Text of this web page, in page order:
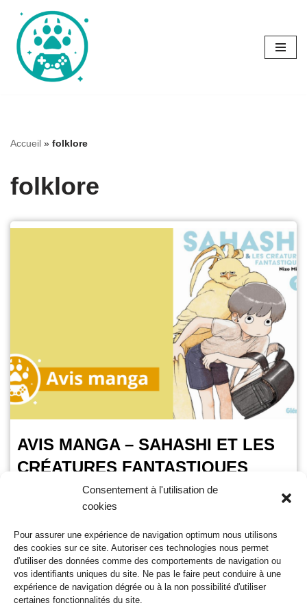
Consentement à l'utilisation de
cookies
Pour assurer une expérience de navigation optimum nous utilisons
des cookies sur ce site. Autoriser ces technologies nous permet
d'utiliser des données comme des comportements de navigation ou
vos identifiants uniques du site. Ne pas le faire peut conduire à une
expérience de navigation dégrée ou à la non possibilité d'utiliser
certaines fonctionnalités du site.
Aller
au
contenu
Accueil » folklore
folklore
AVIS MANGA – SAHASHI ET LES
CRÉATURES FANTASTIQUES
OursGamer 16 avril 2025
Le 16 avril 2025, vous pourrez découvrir l’étrange vie de
Sahashi. Glénat vous propose cette nouvelle licence écrite et
dessinée par Nizo Miura. Je remercie…Lire la suite »